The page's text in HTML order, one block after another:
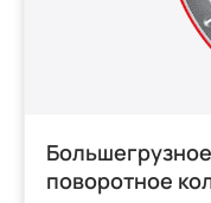
поворотное